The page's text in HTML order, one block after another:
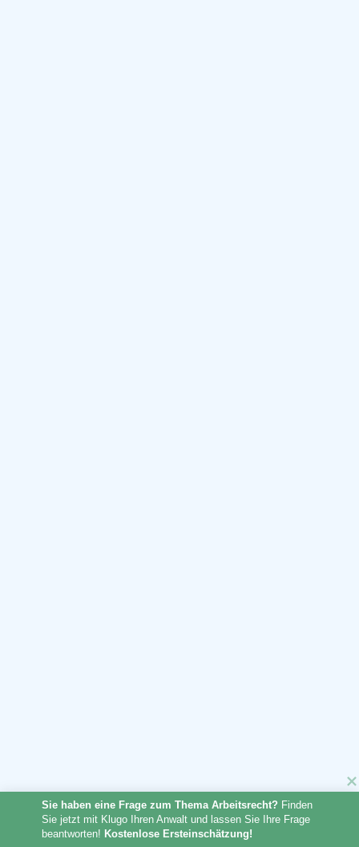
Sie haben eine Frage zum Thema Arbeitsrecht? Finden
Sie jetzt mit Klugo Ihren Anwalt und lassen Sie Ihre Frage
beantworten! Kostenlose Ersteinschätzung!